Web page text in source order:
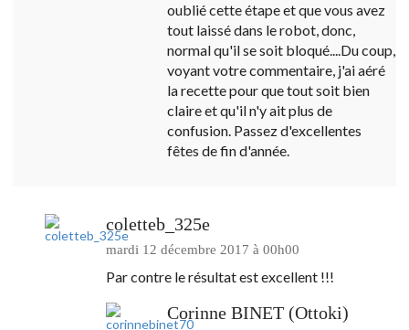
oublié cette étape et que vous avez
tout laissé dans le robot, donc,
normal qu'il se soit bloqué....Du coup,
voyant votre commentaire, j'ai aéré
la recette pour que tout soit bien
claire et qu'il n'y ait plus de
confusion. Passez d'excellentes
fêtes de fin d'année.
coletteb_325e
mardi 12 décembre 2017 à 00h00
Par contre le résultat est excellent !!!
Corinne BINET (Ottoki)